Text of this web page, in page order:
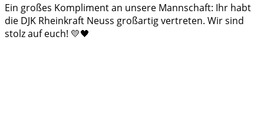
Ein großes Kompliment an unsere Mannschaft: Ihr habt
die DJK Rheinkraft Neuss großartig vertreten. Wir sind
stolz auf euch! 💛🖤